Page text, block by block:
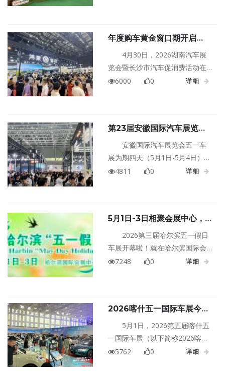
年度购车黄金窗口期开启
2026湖南车展盛大启幕
4月30日，2026湖南汽车展
览会暨长沙市汽车促消费活动在
湖南国际会展中心（芒果馆）盛
双重补贴、车企专属让利、组委
会专项福利、现场互动好礼多重
红利，同步打造青春潮流、亲子
研学、跨界打卡多元场景，正式
6000 0 详细
第23届安徽国际汽车展览会·
五一车展盛大开幕
安徽国际汽车展览会五一车
展为期四天（5月1日-5月4日），
深度整合安徽汽车产业优势与促
上一场集新车首发、钜惠购车、
潮玩文化于一体的顶级汽车盛宴
。
4811 0 详细
5月1日-3日相聚会展中心，
乐享哈尔滨五一假日车展
2026第三届哈尔滨五一假日
车展开幕啦！就在哈尔滨国际会
展中心，5月1日-3日，整整三
7248 0 详细
2026喀什五一国际车展今日
盛大启幕！全域品牌齐聚，多
重利好集中释放，燃动喀什五
一黄金周！
5月1日，2026第五届喀什五
一国际车展（以下简称2026喀什
五一国际车展）在喀什国际会展
5762 0 详细